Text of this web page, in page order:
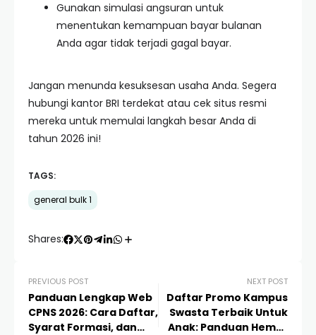
Gunakan simulasi angsuran untuk
menentukan kemampuan bayar bulanan
Anda agar tidak terjadi gagal bayar.
Jangan menunda kesuksesan usaha Anda. Segera
hubungi kantor BRI terdekat atau cek situs resmi
mereka untuk memulai langkah besar Anda di
tahun 2026 ini!
TAGS:
general bulk 1
Shares:
PREVIOUS POST
Panduan Lengkap Web
CPNS 2026: Cara Daftar,
Syarat Formasi, dan
NEXT POST
Daftar Promo Kampus
Swasta Terbaik Untuk
Anak: Panduan Hemat